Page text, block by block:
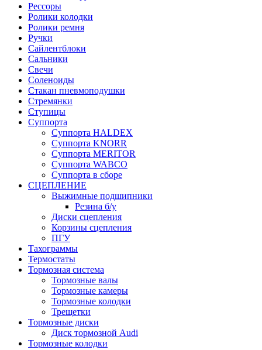
Рессоры
Ролики колодки
Ролики ремня
Ручки
Сайлентблоки
Сальники
Свечи
Соленоиды
Стакан пневмоподушки
Стремянки
Ступицы
Суппорта
Суппорта HALDEX
Суппорта KNORR
Суппорта MERITOR
Суппорта WABCO
Суппорта в сборе
СЦЕПЛЕНИЕ
Выжимные подшипники
Резина б/у
Диски сцепления
Корзины сцепления
ПГУ
Тахограммы
Термостаты
Тормозная система
Тормозные валы
Тормозные камеры
Тормозные колодки
Трещетки
Тормозные диски
Диск тормозной Audi
Тормозные колодки